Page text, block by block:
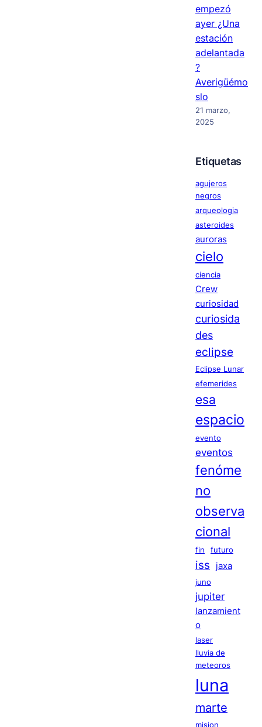
empezó
ayer ¿Una
estación
adelantada
?
Averigüémo
slo
21 marzo,
2025
Etiquetas
agujeros
negros
arqueologia
asteroides
auroras
cielo
ciencia
Crew
curiosidad
curiosida
des
eclipse
Eclipse Lunar
efemerides
esa
espacio
evento
eventos
fenóme
no
observa
cional
fin futuro
iss jaxa
juno
jupiter
lanzamient
o
laser
lluvia de
meteoros
luna
marte
mision